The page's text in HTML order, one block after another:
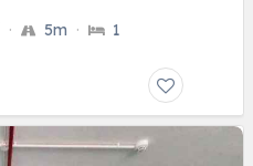
· 5m · 1